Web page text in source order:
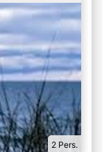
2 Pers.